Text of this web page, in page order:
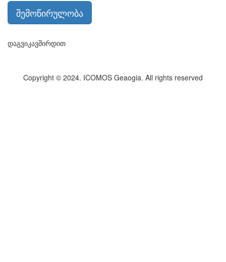
შემოწირულობა
დაგვიკავშირდით
Copyright © 2024. ICOMOS Geaogia. All rights reserved